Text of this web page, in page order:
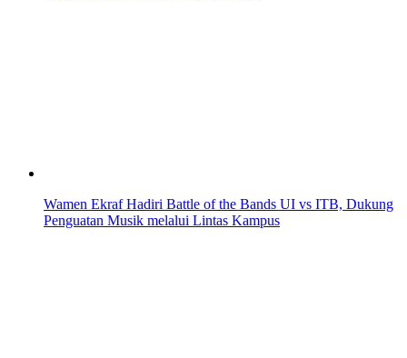
Wamen Ekraf Hadiri Battle of the Bands UI vs ITB, Dukung
Penguatan Musik melalui Lintas Kampus